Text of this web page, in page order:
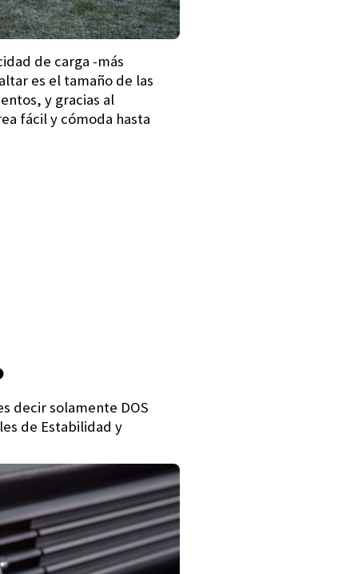
de carga -más
es el tamaño de las
y gracias al
fácil y cómoda hasta
decir solamente DOS
de Estabilidad y